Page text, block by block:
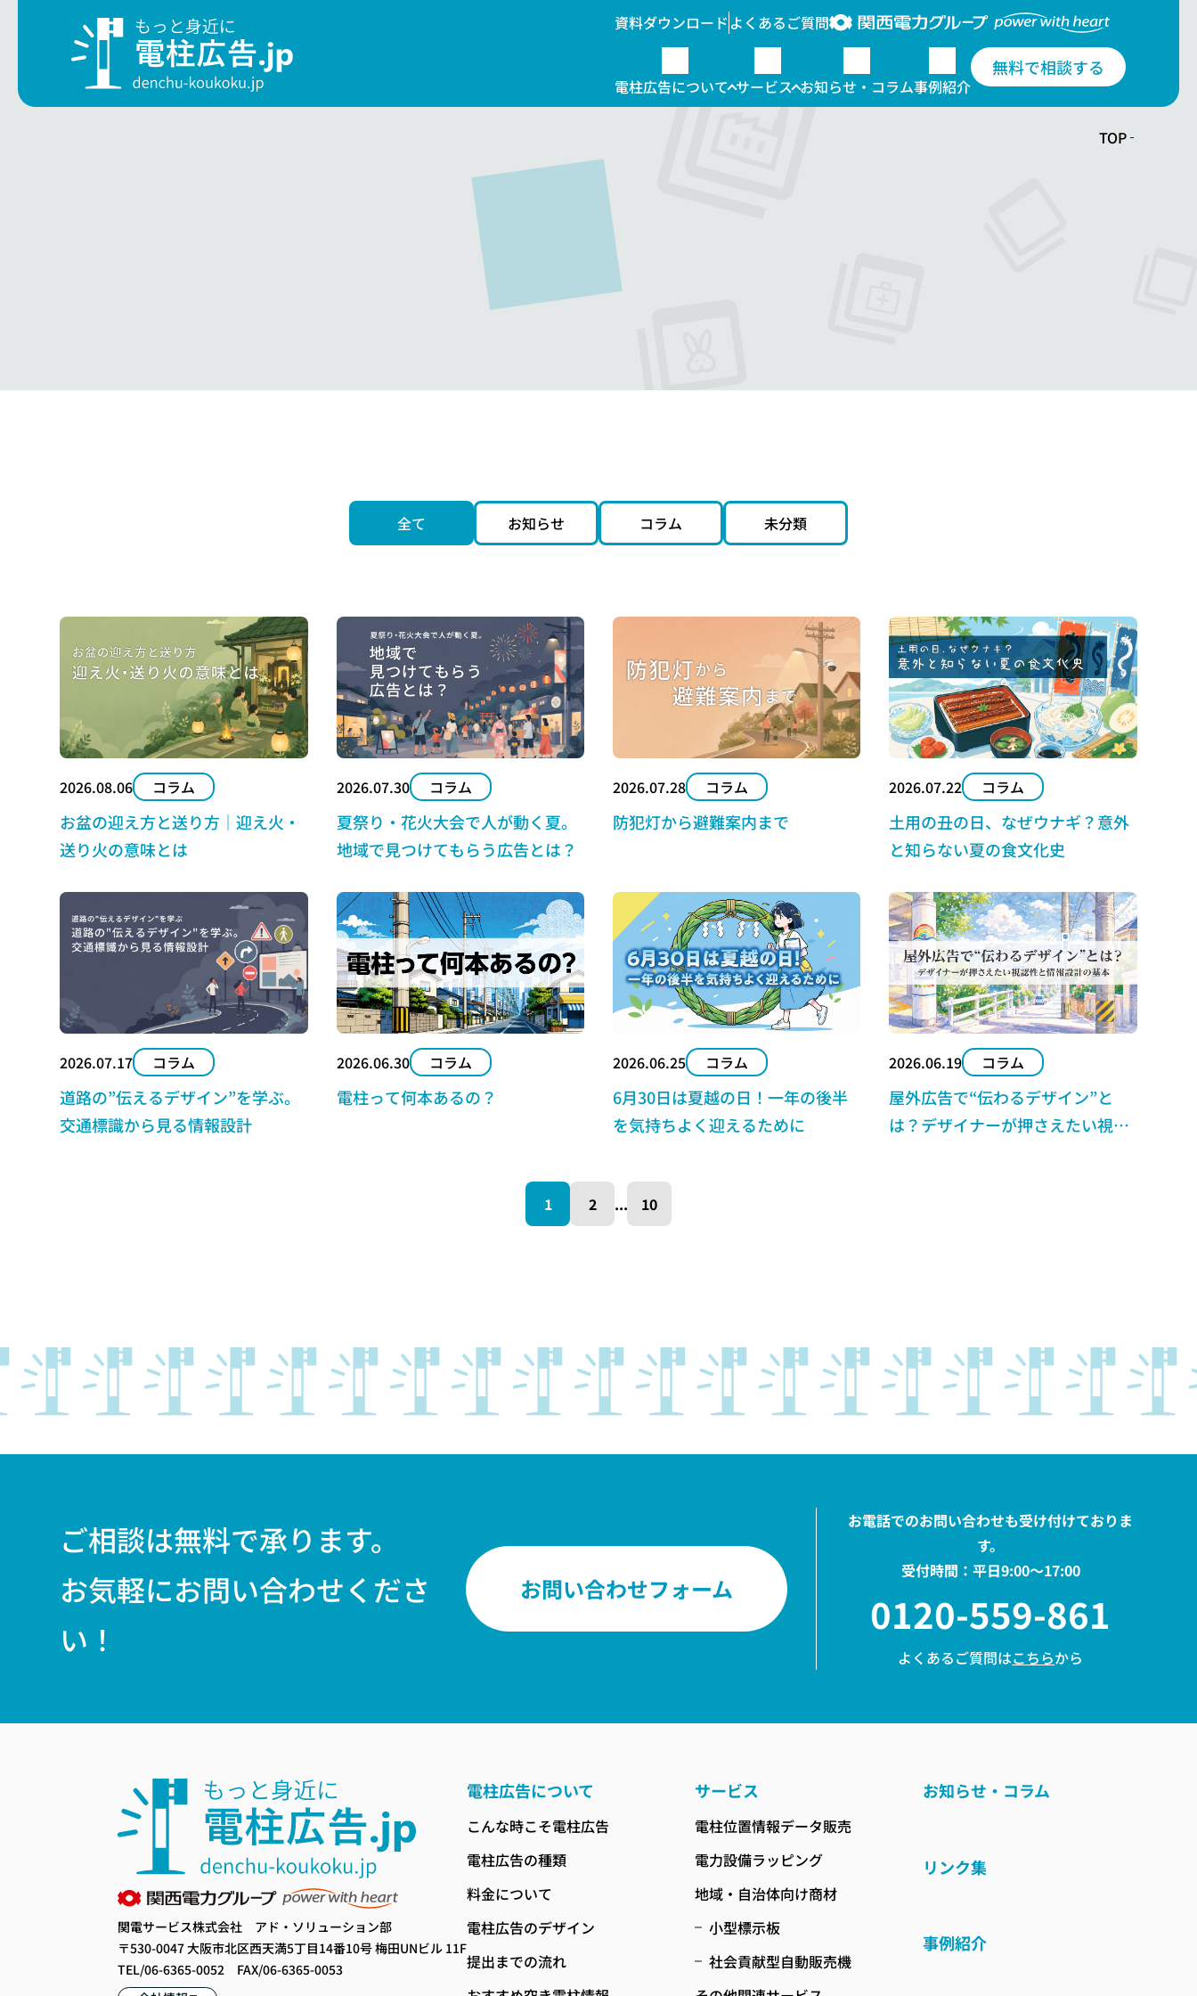
資料ダウンロード よくあるご質問
電柱広告について
こんな時こそ電柱広告 電柱広告の種類
サービス
電柱位置情報データ販売 ラッピング
お知らせ・コラム事例紹介
無料で相談する
TOP
全て お知らせ コラム 未分類
2026.08.06 コラム
お盆の迎え方と送り方｜迎え火・
送り火の意味とは
2026.07.30 コラム
夏祭り・花火大会で人が動く夏。
地域で見つけてもらう広告とは？
2026.07.28 コラム
防犯灯から避難案内まで
2026.07.22 コラム
土用の丑の日、なぜウナギ？意外
と知らない夏の食文化史
2026.07.17 コラム
道路の”伝えるデザイン”を学ぶ。
交通標識から見る情報設計
2026.06.30 コラム
電柱って何本あるの？
2026.06.25 コラム
6月30日は夏越の日！一年の後半
を気持ちよく迎えるために
2026.06.19 コラム
屋外広告で“伝わるデザイン”と
は？デザイナーが押さえたい視認
1 2 ... 10
ご相談は無料で承ります。
お気軽にお問い合わせくださ
い！
お問い合わせフォーム
お電話でのお問い合わせも受け付けておりま
す。
受付時間：平日9:00〜17:00
0120-559-861
よくあるご質問はこちらから
関電サービス株式会社 アド・ソリューション部
〒530-0047 大阪市北区西天満5丁目14番10号 梅田UNビル 11F
TEL/06-6365-0052 FAX/06-6365-0053
電柱広告について
こんな時こそ電柱広告
電柱広告の種類
料金について
電柱広告のデザイン
提出までの流れ
サービス
電柱位置情報データ販売
電力設備ラッピング
地域・自治体向け商材
小型標示板
社会貢献型自動販売機
お知らせ・コラム
リンク集
事例紹介